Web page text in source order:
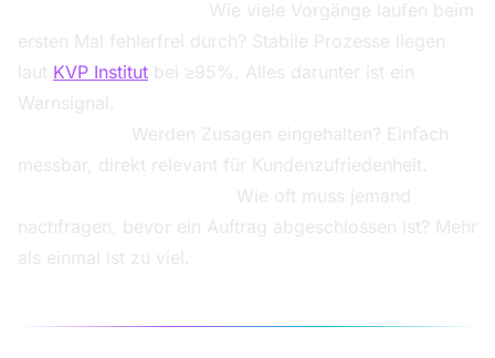
Wie viele Vorgänge laufen beim
ersten Mal fehlerfrei durch? Stabile Prozesse liegen
laut KVP Institut bei ≥95%. Alles darunter ist ein
Warnsignal.
Werden Zusagen eingehalten? Einfach
messbar, direkt relevant für Kundenzufriedenheit.
Wie oft muss jemand
nachfragen, bevor ein Auftrag abgeschlossen ist? Mehr
als einmal ist zu viel.